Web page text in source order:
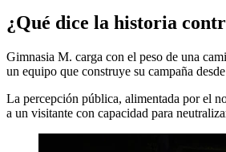
¿Qué dice la historia
Gimnasia M. carga con el peso de una
un equipo que construye su campaña
La percepción pública, alimentada por el
a un visitante con capacidad para